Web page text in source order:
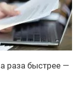
раза быстрее —